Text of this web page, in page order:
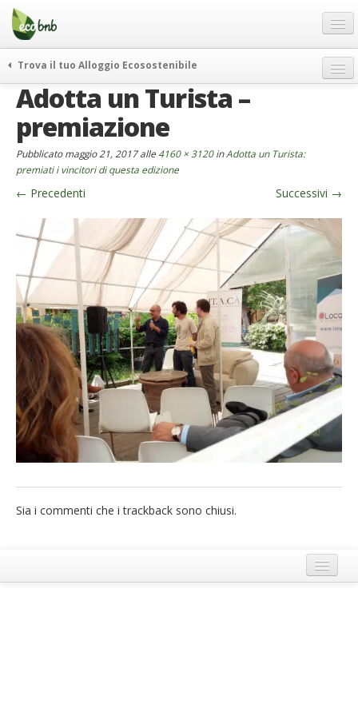
Menu
Salta
contenuto
Offerte Speciali
Regali
FAQ
Chi Siamo
Partner
Contatti
Italiano
German
English
Spanish
French
Italiano
Trova il tuo Alloggio Ecosostenibile
weekend green
curiosità
vivere e viaggiare verde
news ed eventi
rassegna stampa
Adotta un Turista –
premiazione
Pubblicatomaggio 21, 2017alle4160 × 3120inAdotta un Turista:
premiati i vincitori di questa edizione
← Precedenti Successivi →
Sia i commenti che i trackback sono chiusi.